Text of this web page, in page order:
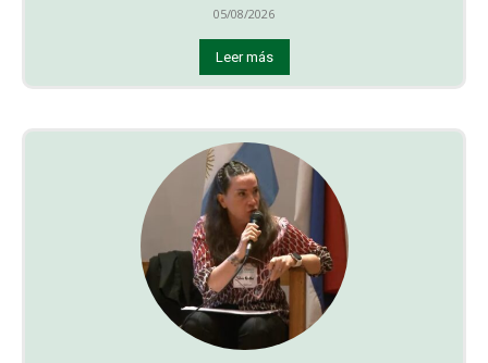
05/08/2026
Leer más